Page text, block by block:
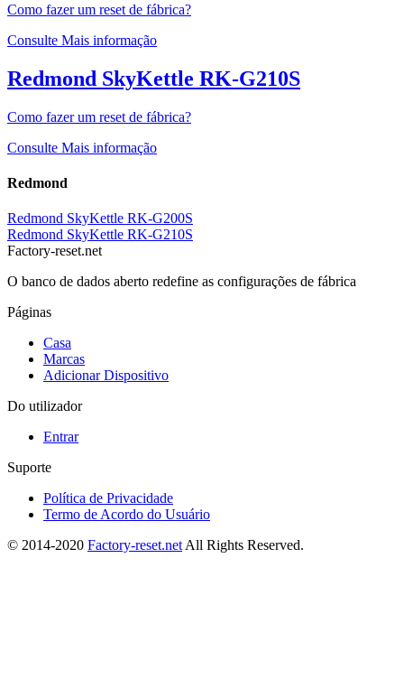
Como fazer um reset de fábrica?
Consulte Mais informação
Redmond SkyKettle RK-G210S
Como fazer um reset de fábrica?
Consulte Mais informação
Redmond
Redmond SkyKettle RK-G200S
Redmond SkyKettle RK-G210S
Factory-reset.net
O banco de dados aberto redefine as configurações de fábrica
Páginas
Casa
Marcas
Adicionar Dispositivo
Do utilizador
Entrar
Suporte
Política de Privacidade
Termo de Acordo do Usuário
© 2014-2020 Factory-reset.net All Rights Reserved.